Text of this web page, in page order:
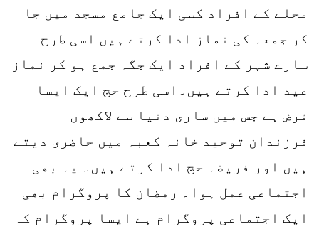
محلے کے افراد کسی ایک جامع مسجد میں جا
کر جمعہ کی نماز ادا کرتے ہیں اسی طرح
سارے شہر کے افراد ایک جگہ جمع ہو کر نماز
عید ادا کرتے ہیں۔اسی طرح حج ایک ایسا
فرض ہے جس میں ساری دنیا سے لاکھوں
فرزندان توحید خانہ کعبہ میں حاضری دیتے
ہیں اور فریضہ حج ادا کرتے ہیں۔ یہ بھی
اجتماعی عمل ہوا۔ رمضان کا پروگرام بھی
ایک اجتماعی پروگرام ہے ایسا پروگرام کہ